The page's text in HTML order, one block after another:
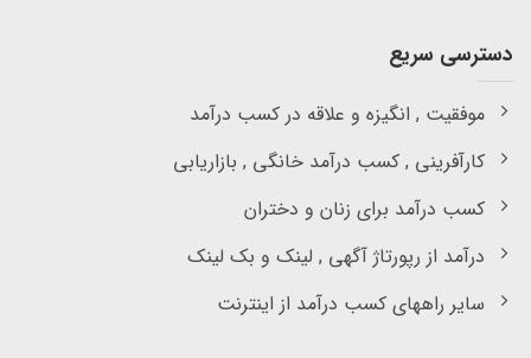
دسترسی سریع
موفقیت , انگیزه و علاقه در کسب درآمد
کارآفرینی , کسب درآمد خانگی , بازاریابی
کسب درآمد برای زنان و دختران
درآمد از رپورتاژ آگهی , لینک و بک لینک
سایر راههای کسب درآمد از اینترنت